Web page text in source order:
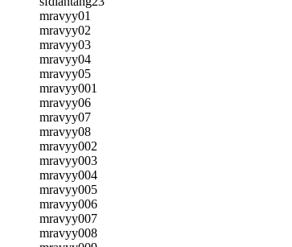
mravyy01
mravyy02
mravyy03
mravyy04
mravyy05
mravyy001
mravyy06
mravyy07
mravyy08
mravyy002
mravyy003
mravyy004
mravyy005
mravyy006
mravyy007
mravyy008